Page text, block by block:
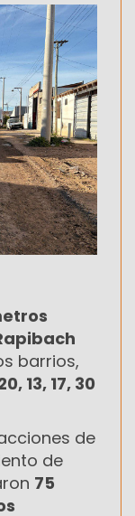
barrios,
13, 17, 30
de
de
75